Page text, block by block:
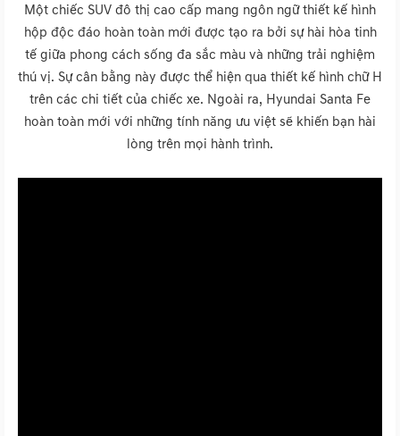
Một chiếc SUV đô thị cao cấp mang ngôn ngữ thiết kế hình
hộp độc đáo hoàn toàn mới được tạo ra bởi sự hài hòa tinh
tế giữa phong cách sống đa sắc màu và những trải nghiệm
thú vị. Sự cân bằng này được thể hiện qua thiết kế hình chữ H
trên các chi tiết của chiếc xe. Ngoài ra, Hyundai Santa Fe
hoàn toàn mới với những tính năng ưu việt sẽ khiến bạn hài
lòng trên mọi hành trình.